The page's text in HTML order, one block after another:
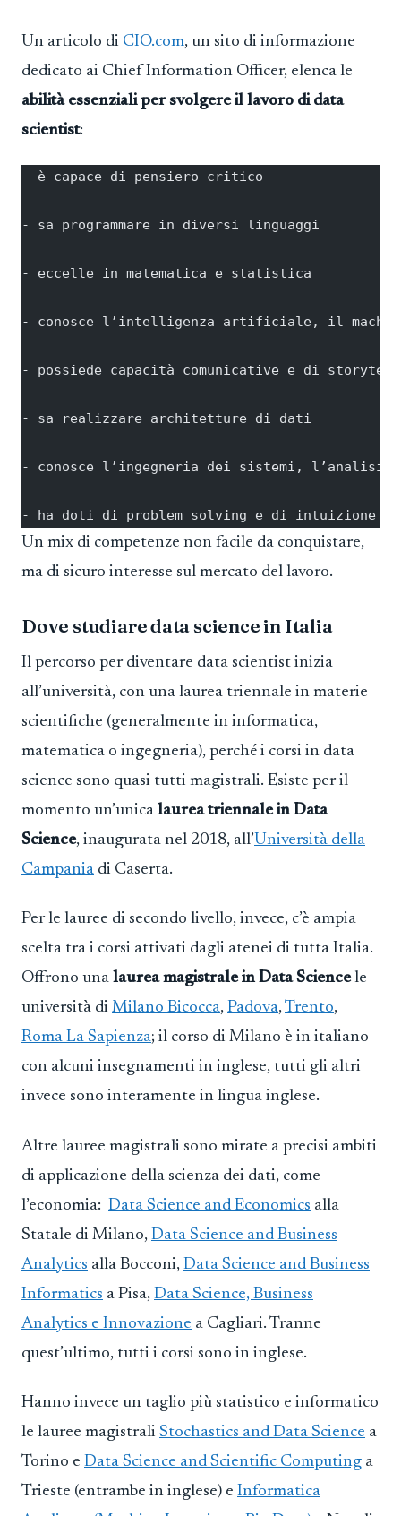
Un articolo di CIO.com, un sito di informazione
dedicato ai Chief Information Officer, elenca le
abilità essenziali per svolgere il lavoro di data
scientist:
- è capace di pensiero critico
- sa programmare in diversi linguaggi
- eccelle in matematica e statistica
- conosce l’intelligenza artificiale, il
- possiede capacità comunicative e di
- sa realizzare architetture di dati
- conosce l’ingegneria dei sistemi, l’analisi
- ha doti di problem solving e di intuizione
Un mix di competenze non facile da conquistare,
ma di sicuro interesse sul mercato del lavoro.
Dove studiare data science in Italia
Il percorso per diventare data scientist inizia
all’università, con una laurea triennale in materie
scientifiche (generalmente in informatica,
matematica o ingegneria), perché i corsi in data
science sono quasi tutti magistrali. Esiste per il
momento un’unica laurea triennale in Data
Science, inaugurata nel 2018, all’Università della
Campania di Caserta.
Per le lauree di secondo livello, invece, c’è ampia
scelta tra i corsi attivati dagli atenei di tutta Italia.
Offrono una laurea magistrale in Data Sciencele
università di Milano Bicocca, Padova,Trento,
Roma La Sapienza; il corso di Milano è in italiano
con alcuni insegnamenti in inglese, tutti gli altri
invece sono interamente in lingua inglese.
Altre lauree magistrali sono mirate a precisi ambiti
di applicazione della scienza dei dati, come
l’economia: Data Science and Economics alla
Statale di Milano, Data Science and Business
Analytics alla Bocconi, Data Science and Business
Informatics a Pisa, Data Science, Business
Analytics e Innovazione a Cagliari. Tranne
quest’ultimo, tutti i corsi sono in inglese.
Hanno invece un taglio più statistico e informatico
le lauree magistrali Stochastics and Data Science a
Torino e Data Science and Scientific Computing a
Trieste (entrambe in inglese) e Informatica